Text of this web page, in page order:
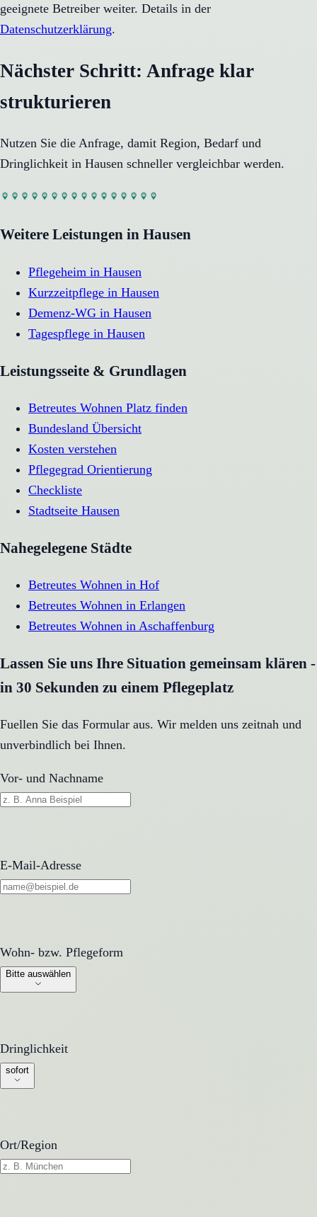
geeignete Betreiber weiter. Details in der
Datenschutzerklärung.
Nächster Schritt: Anfrage klar
strukturieren
Nutzen Sie die Anfrage, damit Region, Bedarf und
Dringlichkeit in Hausen schneller vergleichbar werden.
Weitere Leistungen in Hausen
Pflegeheim in Hausen
Kurzzeitpflege in Hausen
Demenz-WG in Hausen
Tagespflege in Hausen
Leistungsseite & Grundlagen
Betreutes Wohnen Platz finden
Bundesland Übersicht
Kosten verstehen
Pflegegrad Orientierung
Checkliste
Stadtseite Hausen
Nahegelegene Städte
Betreutes Wohnen in Hof
Betreutes Wohnen in Erlangen
Betreutes Wohnen in Aschaffenburg
Lassen Sie uns Ihre Situation gemeinsam klären -
in 30 Sekunden zu einem Pflegeplatz
Fuellen Sie das Formular aus. Wir melden uns zeitnah und
unverbindlich bei Ihnen.
Vor- und Nachname
E-Mail-Adresse
Wohn- bzw. Pflegeform
Wohn- bzw. Pflegeform
Bitte auswählen
Dringlichkeit
Dringlichkeit
sofort
Ort/Region